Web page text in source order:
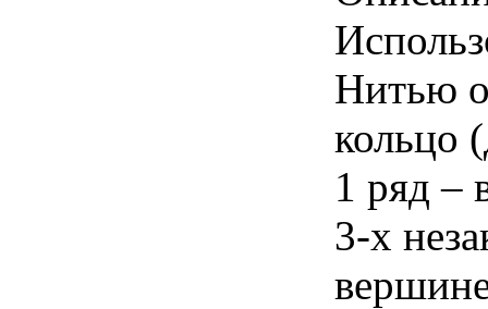
Нитью
кольцо
1 ряд –
3-х